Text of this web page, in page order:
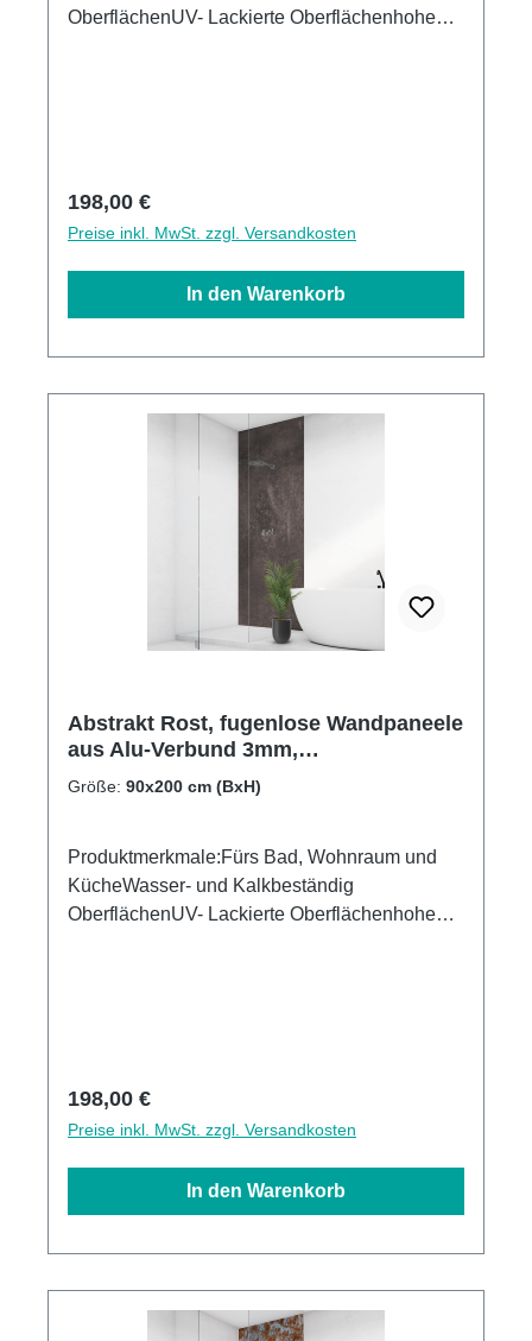
OberflächenUV- Lackierte Oberflächenhohe
Regulärer Preis:
198,00 €
Preise inkl. MwSt. zzgl. Versandkosten
In den Warenkorb
Abstrakt Rost, fugenlose Wandpaneele
aus Alu-Verbund 3mm,
Duschrückwand
Größe: 90x200 cm (BxH)
Produktmerkmale:Fürs Bad, Wohnraum und
KücheWasser- und Kalkbeständig
OberflächenUV- Lackierte Oberflächenhohe
Regulärer Preis:
198,00 €
Preise inkl. MwSt. zzgl. Versandkosten
In den Warenkorb